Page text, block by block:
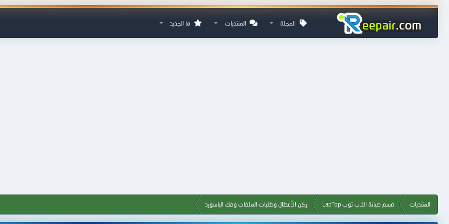
المجلة المنتديات ما الجديد
المنتديات قسم صيانة اللاب توب LapTop ركن الأعطال وطلبات الملفات وفك الباسورد